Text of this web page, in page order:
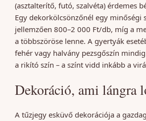
(asztalterítő, futó, szalvéta) érdemes
Egy dekorkölcsönzőnél egy minőségi
jellemzően 800–2 000 Ft/db, míg a
a többszöröse lenne. A gyertyák
fehér vagy halvány pezsgőszín
a rikító szín – a színt vidd inkább a
Dekoráció, ami lángra
A tűzjegy esküvő dekorációja a